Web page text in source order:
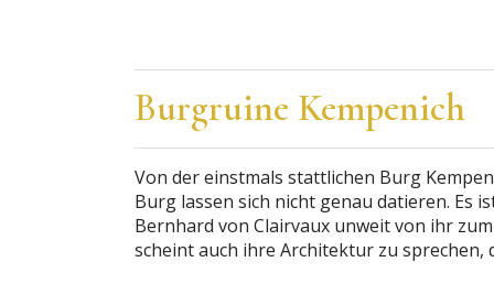
Burgruine Kempenich
Von der einstmals stattlichen Burg
Burg lassen sich nicht genau datieren. Es
Bernhard von Clairvaux unweit von ihr
scheint auch ihre Architektur zu sprechen,